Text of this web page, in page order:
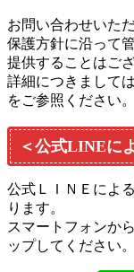
お問い合わせいた
保護方針に沿って
提供することはご
詳細につきまして
をご参照ください。
＜公式LINEに
公式ＬＩＮＥによ
ります。
スマートフォンか
ップしてください。